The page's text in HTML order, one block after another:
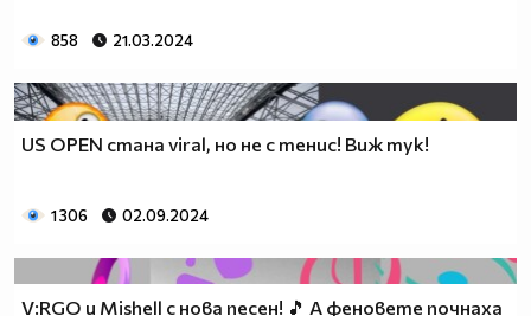
858 21.03.2024
US OPEN стана viral, но не с тенис! Виж тук!
1 306 02.09.2024
V:RGO и Mishell с нова песен! 🎵 А феновете почнаха